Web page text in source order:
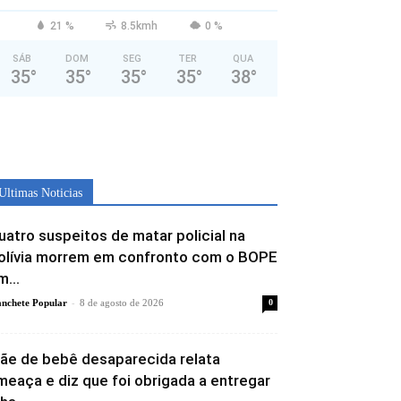
21 % 8.5kmh 0 %
SÁB
35°
DOM
35°
SEG
35°
TER
35°
QUA
38°
Noticias
suspeitos de matar policial na
morrem em confronto com o BOPE
Popular - 8 de agosto de 2026 0
de bebê desaparecida relata
e diz que foi obrigada a entregar